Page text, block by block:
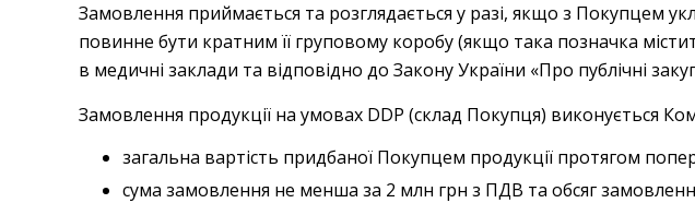
Замовлення приймається та розглядається у разі, якщо з Покупцем
повинне бути кратним її груповому коробу (якщо така позначка
в медичні заклади та відповідно до Закону України «Про публічні
Замовлення продукції на умовах DDP (склад Покупця) виконується
загальна вартість придбаної Покупцем продукції протягом
сума замовлення не менша за 2 млн грн з ПДВ та обсяг